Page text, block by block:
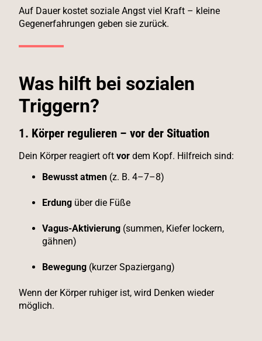
Auf Dauer kostet soziale Angst viel Kraft – kleine
Gegen­erfahrungen geben sie zurück.
Was hilft bei sozialen
Triggern?
1. Körper regulieren – vor der Situation
Dein Körper reagiert oft vor dem Kopf. Hilfreich sind:
Bewusst atmen (z. B. 4–7–8)
Erdung über die Füße
Vagus-Aktivierung (summen, Kiefer lockern,
gähnen)
Bewegung (kurzer Spaziergang)
Wenn der Körper ruhiger ist, wird Denken wieder
möglich.